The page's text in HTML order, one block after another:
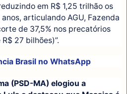
em R$ 1,25 trilhão os
articulando AGU, Fazenda
de 37,5% nos precatórios
27 bilhões)”.
Brasil no WhatsApp
(PSD-MA) elogiou a